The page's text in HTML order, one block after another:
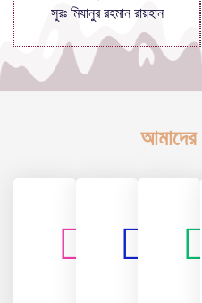
সুরঃ মিযানুর রহমান রায়হান
আমাদের